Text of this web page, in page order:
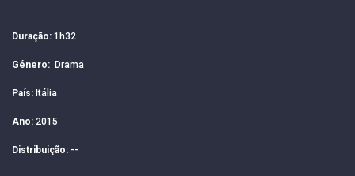
Duração: 1h32
Género: Drama
País: Itália
Ano: 2015
Distribuição: --